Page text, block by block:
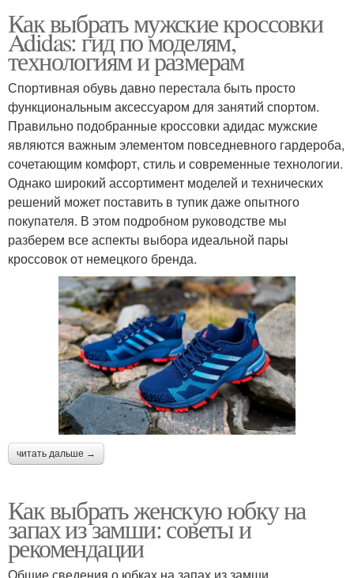
Как выбрать мужские кроссовки
Adidas: гид по моделям,
технологиям и размерам
Спортивная обувь давно перестала быть просто
функциональным аксессуаром для занятий спортом.
Правильно подобранные кроссовки адидас мужские
являются важным элементом повседневного гардероба,
сочетающим комфорт, стиль и современные технологии.
Однако широкий ассортимент моделей и технических
решений может поставить в тупик даже опытного
покупателя. В этом подробном руководстве мы
разберем все аспекты выбора идеальной пары
кроссовок от немецкого бренда.
читать дальше →
Как выбрать женскую юбку на
запах из замши: советы и
рекомендации
Общие сведения о юбках на запах из замши